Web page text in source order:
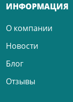
ИНФОРМАЦИЯ
О компании
Новости
Блог
Отзывы